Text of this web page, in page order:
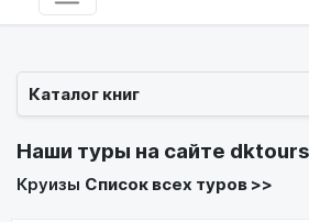
Каталог книг
Наши туры на сайте
Круизы Список всех туров >>